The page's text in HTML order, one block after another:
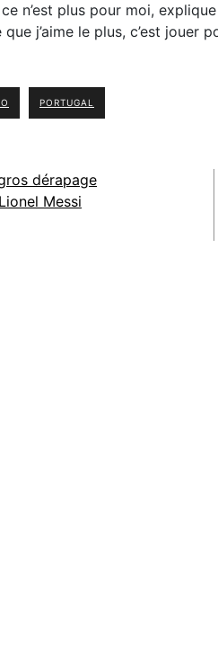
n’est plus pour moi,
j’aime le plus, c’est jouer
PORTUGAL
dérapage
Messi